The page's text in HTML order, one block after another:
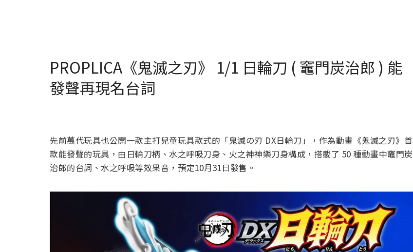
PROPLICA《鬼滅之刃》 1/1 日輪刀 ( 竈門炭治郎 ) 能
發聲再現名台詞
先前萬代玩具也公開一款主打兒童玩具款式的「鬼滅の刃 DX日輪刀」，作為動畫《鬼滅之刃》首
款能發聲的玩具，由日輪刀柄、水之呼吸刀身、火之神神樂刀身構成，搭載了 50 種動畫中竈門炭
治郎的台詞、水之呼吸等效果音，預定10月31日發售。